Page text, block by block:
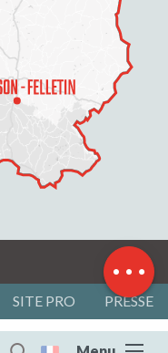
Prestations
Contacter par
email
SITE PRO PRESSE